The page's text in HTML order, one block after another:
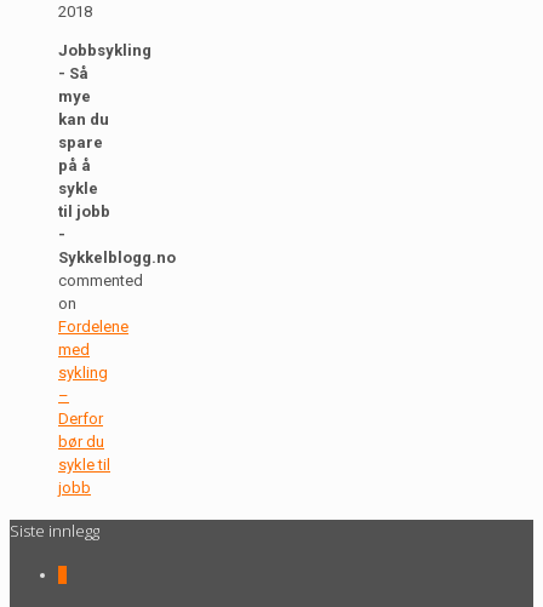
2018
Jobbsykling
- Så
mye
kan du
spare
på å
sykle
til jobb
-
Sykkelblogg.no
commented
on
Fordelene
med
sykling
–
Derfor
bør du
sykle til
jobb
Siste innlegg